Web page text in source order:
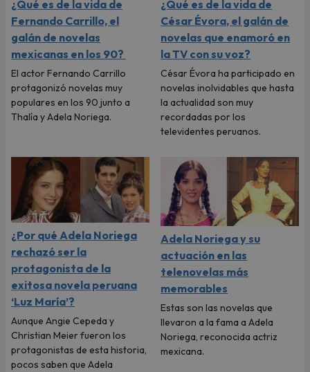
¿Qué es de la vida de
Fernando Carrillo, el
galán de novelas
mexicanas en los 90?
El actor Fernando Carrillo
protagonizó novelas muy
populares en los 90 junto a
Thalía y Adela Noriega.
¿Qué es de la vida de
César Évora, el galán de
novelas que enamoró en
la TV con su voz?
César Évora ha participado en
novelas inolvidables que hasta
la actualidad son muy
recordadas por los
televidentes peruanos.
¿Por qué Adela Noriega
rechazó ser la
protagonista de la
exitosa novela peruana
‘Luz María’?
Aunque Angie Cepeda y
Christian Meier fueron los
protagonistas de esta historia,
pocos saben que Adela
Adela Noriega y su
actuación en las
telenovelas más
memorables
Estas son las novelas que
llevaron a la fama a Adela
Noriega, reconocida actriz
mexicana.